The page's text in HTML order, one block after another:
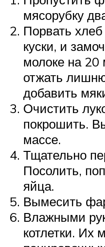
мясорубку
Порвать
куски, и
молоке на 20
отжать
добавить
Очистить
покрошить.
массе.
Тщательно
Посолить,
яйца.
Вымесить
Влажными
котлетки. Их